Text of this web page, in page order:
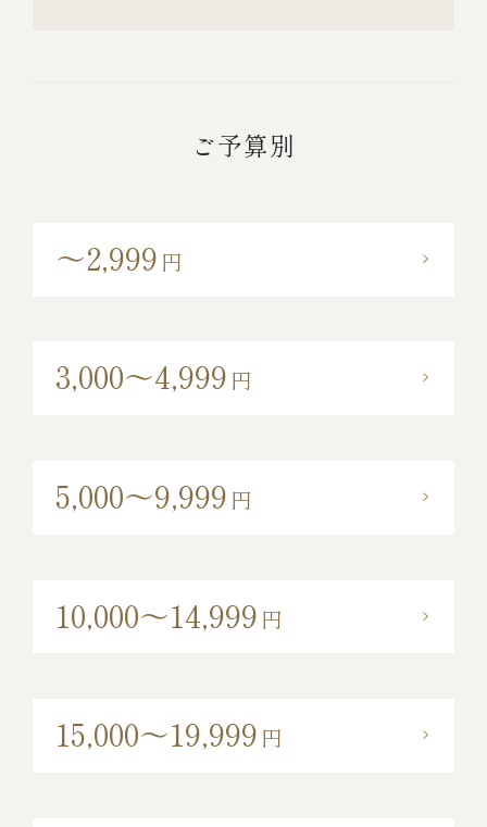
ご予算別
～2,999 円
3,000～4,999 円
5,000～9,999 円
10,000～14,999 円
15,000～19,999 円